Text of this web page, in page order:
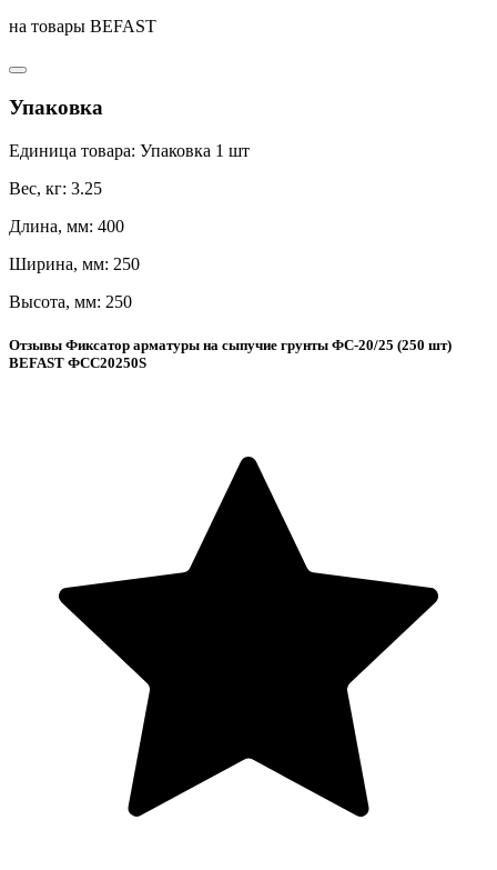
на товары BEFAST
Упаковка
Единица товара: Упаковка 1 шт
Вес, кг: 3.25
Длина, мм: 400
Ширина, мм: 250
Высота, мм: 250
Отзывы Фиксатор арматуры на сыпучие грунты ФС-20/25 (250 шт)
BEFAST ФСС20250S